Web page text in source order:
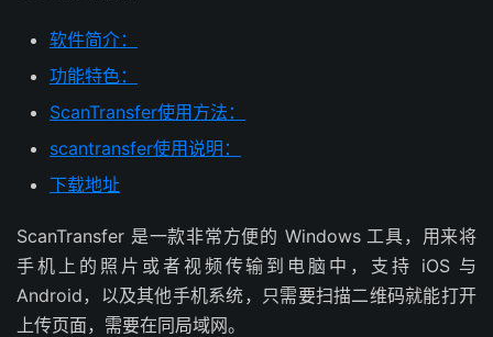
软件简介：
功能特色：
ScanTransfer使用方法：
scantransfer使用说明：
下载地址
ScanTransfer 是一款非常方便的 Windows 工具，用来将
手机上的照片或者视频传输到电脑中，支持 iOS 与
Android，以及其他手机系统，只需要扫描二维码就能打开
上传页面，需要在同局域网。